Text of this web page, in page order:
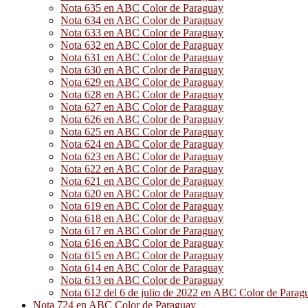
Nota 635 en ABC Color de Paraguay
Nota 634 en ABC Color de Paraguay
Nota 633 en ABC Color de Paraguay
Nota 632 en ABC Color de Paraguay
Nota 631 en ABC Color de Paraguay
Nota 630 en ABC Color de Paraguay
Nota 629 en ABC Color de Paraguay
Nota 628 en ABC Color de Paraguay
Nota 627 en ABC Color de Paraguay
Nota 626 en ABC Color de Paraguay
Nota 625 en ABC Color de Paraguay
Nota 624 en ABC Color de Paraguay
Nota 623 en ABC Color de Paraguay
Nota 622 en ABC Color de Paraguay
Nota 621 en ABC Color de Paraguay
Nota 620 en ABC Color de Paraguay
Nota 619 en ABC Color de Paraguay
Nota 618 en ABC Color de Paraguay
Nota 617 en ABC Color de Paraguay
Nota 616 en ABC Color de Paraguay
Nota 615 en ABC Color de Paraguay
Nota 614 en ABC Color de Paraguay
Nota 613 en ABC Color de Paraguay
Nota 612 del 6 de julio de 2022 en ABC Color de
Nota 724 en ABC Color de Paraguay